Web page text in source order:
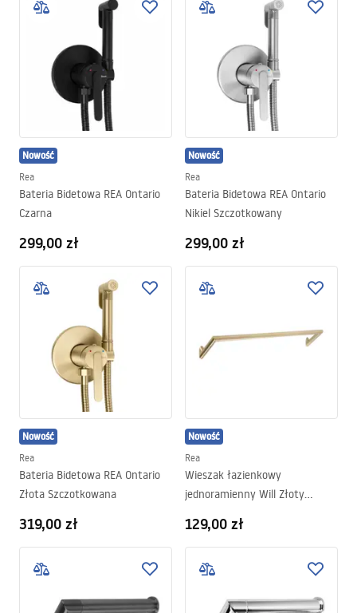
Nowość
Rea
Bateria Bidetowa REA Ontario
Czarna
299,00 zł
Nowość
Rea
Bateria Bidetowa REA Ontario
Nikiel Szczotkowany
299,00 zł
Nowość
Rea
Bateria Bidetowa REA Ontario
Złota Szczotkowana
319,00 zł
Nowość
Rea
Wieszak łazienkowy
jednoramienny Will Złoty
129,00 zł